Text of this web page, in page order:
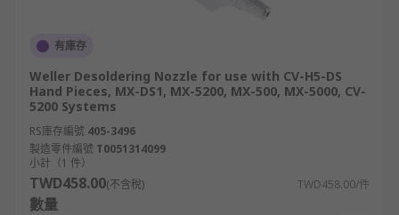
有庫存
Weller Desoldering Nozzle for use with CV-H5-DS
Hand Pieces, MX-DS1, MX-5200, MX-500, MX-5000, CV-
5200 Systems
RS庫存編號 405-3496
製造零件編號 T0051314099
小計（1 件）
TWD458.00(不含稅) TWD458.00/件
數量